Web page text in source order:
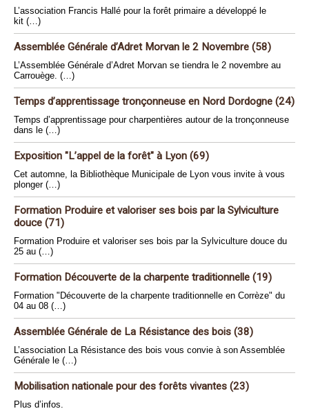
L’association Francis Hallé pour la forêt primaire a développé le
kit (…)
Assemblée Générale d’Adret Morvan le 2 Novembre (58)
L’Assemblée Générale d’Adret Morvan se tiendra le 2 novembre au
Carrouège. (…)
Temps d’apprentissage tronçonneuse en Nord Dordogne (24)
Temps d’apprentissage pour charpentières autour de la tronçonneuse
dans le (…)
Exposition "L’appel de la forêt" à Lyon (69)
Cet automne, la Bibliothèque Municipale de Lyon vous invite à vous
plonger (…)
Formation Produire et valoriser ses bois par la Sylviculture
douce (71)
Formation Produire et valoriser ses bois par la Sylviculture douce du
25 au (…)
Formation Découverte de la charpente traditionnelle (19)
Formation "Découverte de la charpente traditionnelle en Corrèze" du
04 au 08 (…)
Assemblée Générale de La Résistance des bois (38)
L’association La Résistance des bois vous convie à son Assemblée
Générale le (…)
Mobilisation nationale pour des forêts vivantes (23)
Plus d’infos.